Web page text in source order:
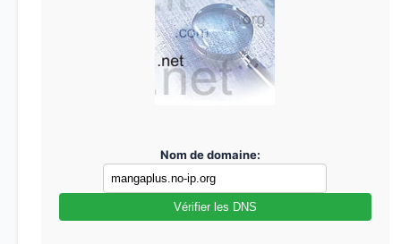
Nom de domaine:
Vérifier les DNS